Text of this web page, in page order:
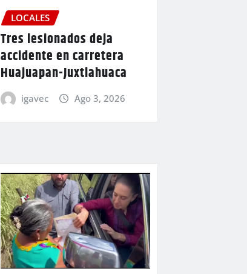
LOCALES
Tres lesionados deja
accidente en carretera
Huajuapan-Juxtlahuaca
igavec Ago 3, 2026